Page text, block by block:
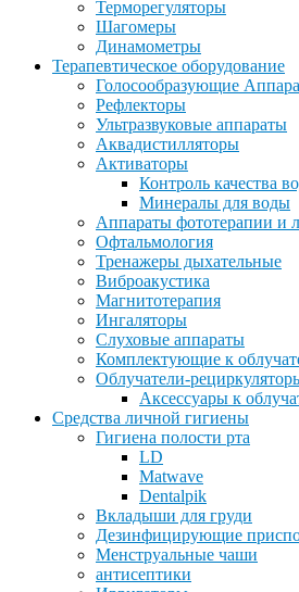
Терморегуляторы
Шагомеры
Динамометры
Терапевтическое оборудование
Голосообразующие
Рефлекторы
Ультразвуковые аппараты
Аквадистилляторы
Активаторы
Контроль качества
Минералы для воды
Аппараты фототерапии и
Офтальмология
Тренажеры дыхательные
Виброакустика
Магнитотерапия
Ингаляторы
Слуховые аппараты
Комплектующие к
Облучатели-
Аксессуары к
Средства личной гигиены
Гигиена полости рта
LD
Matwave
Dentalpik
Вкладыши для груди
Дезинфицирующие
Менструальные чаши
антисептики